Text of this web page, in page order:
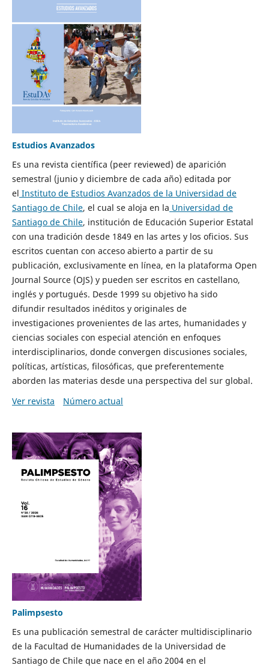
Estudios Avanzados
Es una revista científica (peer reviewed) de aparición
semestral (junio y diciembre de cada año) editada por
el Instituto de Estudios Avanzados de la Universidad de
Santiago de Chile, el cual se aloja en la Universidad de
Santiago de Chile, institución de Educación Superior Estatal
con una tradición desde 1849 en las artes y los oficios. Sus
escritos cuentan con acceso abierto a partir de su
publicación, exclusivamente en línea, en la plataforma Open
Journal Source (OJS) y pueden ser escritos en castellano,
inglés y portugués. Desde 1999 su objetivo ha sido
difundir resultados inéditos y originales de
investigaciones provenientes de las artes, humanidades y
ciencias sociales con especial atención en enfoques
interdisciplinarios, donde convergen discusiones sociales,
políticas, artísticas, filosóficas, que preferentemente
aborden las materias desde una perspectiva del sur global.
Ver revista
Número actual
Palimpsesto
Es una publicación semestral de carácter multidisciplinario
de la Facultad de Humanidades de la Universidad de
Santiago de Chile que nace en el año 2004 en el